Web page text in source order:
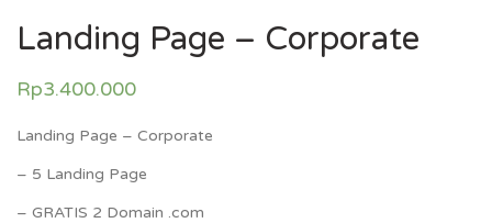
Landing Page – Corporate
Rp3.400.000
Landing Page – Corporate
– 5 Landing Page
– GRATIS 2 Domain .com